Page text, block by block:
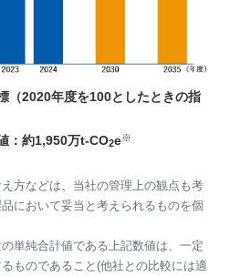
（2020年度を100としたときの指
：約1,950万t-CO2e※
方などは、当社の管理上の観点も考
において妥当と考えられるものを個
単純合計値である上記数値は、一定
ものであること(他社との比較には適